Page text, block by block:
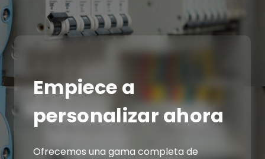
Empiece a
personalizar ahora
Ofrecemos una gama completa de